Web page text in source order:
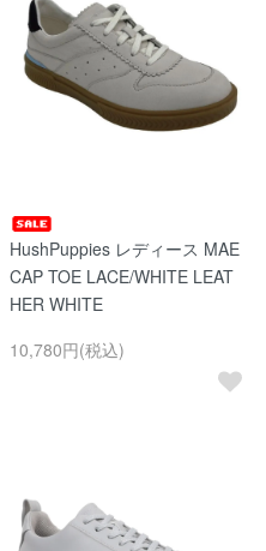
HushPuppies レディース MAE
CAP TOE LACE/WHITE LEAT
HER WHITE
10,780円(税込)